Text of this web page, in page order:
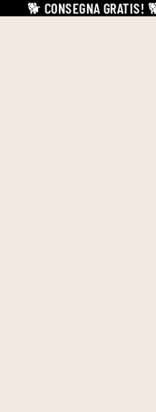
🐕 CONSEGNA GRATIS!